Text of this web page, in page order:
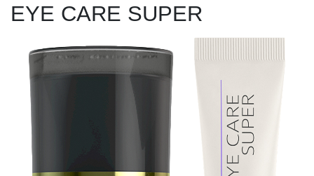
EYE CARE SUPER